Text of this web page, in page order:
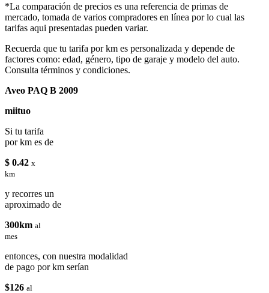
*La comparación de precios es una referencia de primas de
mercado, tomada de varios compradores en línea por lo cual las
tarifas aqui presentadas pueden variar.
Recuerda que tu tarifa por km es personalizada y depende de
factores como: edad, género, tipo de garaje y modelo del auto.
Consulta términos y condiciones.
Aveo PAQ B 2009
miituo
Si tu tarifa
por km es de
$ 0.42 x
km
y recorres un
aproximado de
300km al
mes
entonces, con nuestra modalidad
de pago por km serían
$126 al